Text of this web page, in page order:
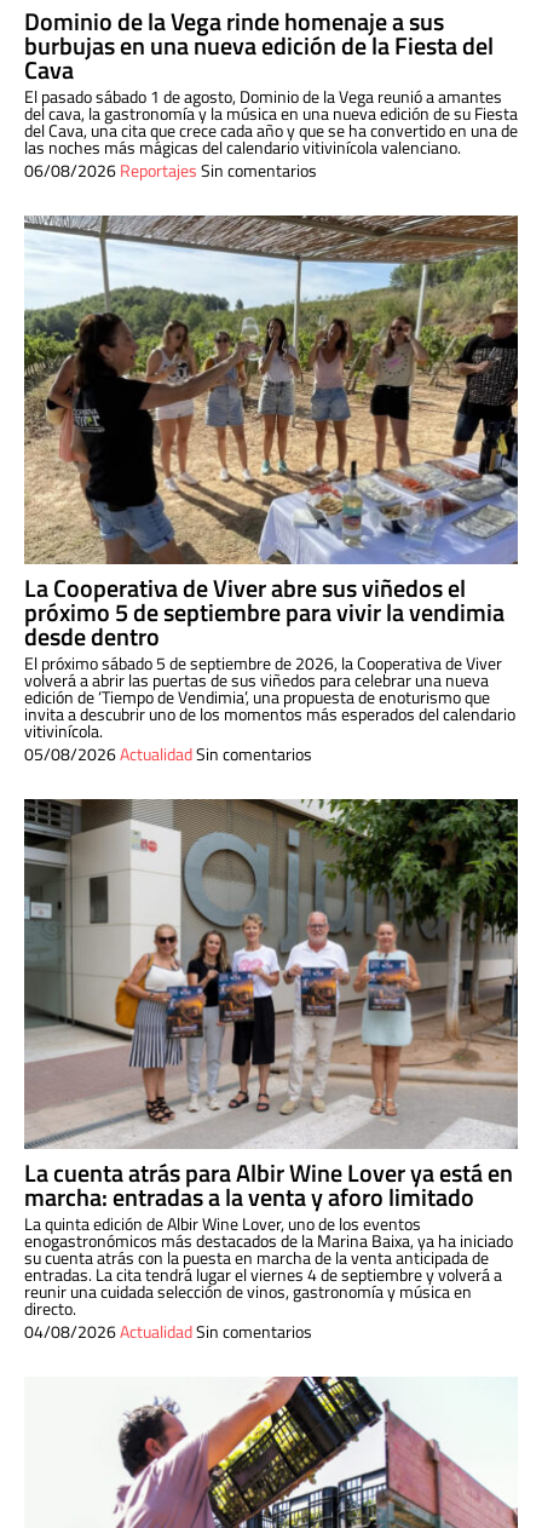
Dominio de la Vega rinde homenaje a sus
burbujas en una nueva edición de la Fiesta del
Cava
El pasado sábado 1 de agosto, Dominio de la Vega reunió a amantes
del cava, la gastronomía y la música en una nueva edición de su Fiesta
del Cava, una cita que crece cada año y que se ha convertido en una de
las noches más mágicas del calendario vitivinícola valenciano.
06/08/2026ReportajesSin comentarios
La Cooperativa de Viver abre sus viñedos el
próximo 5 de septiembre para vivir la vendimia
desde dentro
El próximo sábado 5 de septiembre de 2026, la Cooperativa de Viver
volverá a abrir las puertas de sus viñedos para celebrar una nueva
edición de ‘Tiempo de Vendimia’, una propuesta de enoturismo que
invita a descubrir uno de los momentos más esperados del calendario
vitivinícola.
05/08/2026ActualidadSin comentarios
La cuenta atrás para Albir Wine Lover ya está en
marcha: entradas a la venta y aforo limitado
La quinta edición de Albir Wine Lover, uno de los eventos
enogastronómicos más destacados de la Marina Baixa, ya ha iniciado
su cuenta atrás con la puesta en marcha de la venta anticipada de
entradas. La cita tendrá lugar el viernes 4 de septiembre y volverá a
reunir una cuidada selección de vinos, gastronomía y música en
directo.
04/08/2026ActualidadSin comentarios